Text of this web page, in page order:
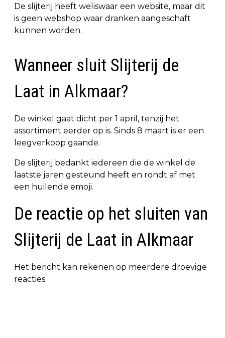
De slijterij heeft weliswaar een website, maar dit
is geen webshop waar dranken aangeschaft
kunnen worden.
Wanneer sluit Slijterij de
Laat in Alkmaar?
De winkel gaat dicht per 1 april, tenzij het
assortiment eerder op is. Sinds 8 maart is er een
leegverkoop gaande.
De slijterij bedankt iedereen die de winkel de
laatste jaren gesteund heeft en rondt af met
een huilende emoji.
De reactie op het sluiten van
Slijterij de Laat in Alkmaar
Het bericht kan rekenen op meerdere droevige
reacties.